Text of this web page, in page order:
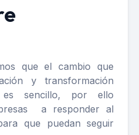
que el cambio que
y transformación
sencillo, por ello
a responder al
que puedan seguir